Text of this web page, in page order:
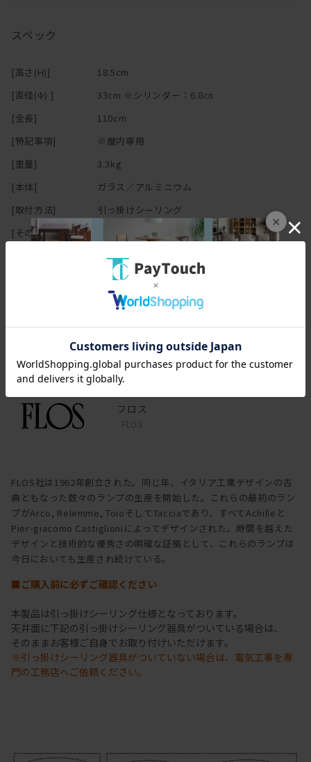
×
上質なインテリア空間を演出します。
スペック
[高さ(H)]
18.5cm
[直径(Φ) ]
33cm ※シリンダー：6.8cn
[全長]
110cm
[特記事項]
※屋内専用
[重量]
3.3kg
[本体]
ガラス／アルミニウム
[取付方法]
引っ掛けシーリング
[その他スペック
光源：1×LED,電球形,E26,100W形
調光式 中間スイッチ
フロス
FLOS
FLOS社は1962年創立された。同じ年、イタリア工業デザインの古
典ともなった数々のランプの生産を開始した。これらの最初のラン
プがArco, Relemme, ToioそしてTacciaであり、すべてAchilleと
Pier-giacomo Castiglioniによってデザインされた。時間を越えた
デザインと技術的な優秀さの明確な証拠として、これらのランプは
今日においても生産され続けている。
■ご購入前に必ずご確認ください
本製品は引っ掛けシーリング仕様となっております。
天井面に下記の引っ掛けシーリング器具がついている場合は、
そのままお客様ご自身でお取り付けいただけます。
※引っ掛けシーリング器具がついていない場合は、電気工事を専
門の工務店へご依頼ください。